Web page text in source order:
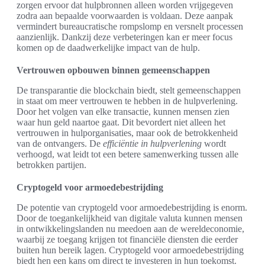
zorgen ervoor dat hulpbronnen alleen worden vrijgegeven
zodra aan bepaalde voorwaarden is voldaan. Deze aanpak
vermindert bureaucratische rompslomp en versnelt processen
aanzienlijk. Dankzij deze verbeteringen kan er meer focus
komen op de daadwerkelijke impact van de hulp.
Vertrouwen opbouwen binnen gemeenschappen
De transparantie die blockchain biedt, stelt gemeenschappen
in staat om meer vertrouwen te hebben in de hulpverlening.
Door het volgen van elke transactie, kunnen mensen zien
waar hun geld naartoe gaat. Dit bevordert niet alleen het
vertrouwen in hulporganisaties, maar ook de betrokkenheid
van de ontvangers. De efficiëntie in hulpverlening wordt
verhoogd, wat leidt tot een betere samenwerking tussen alle
betrokken partijen.
Cryptogeld voor armoedebestrijding
De potentie van cryptogeld voor armoedebestrijding is enorm.
Door de toegankelijkheid van digitale valuta kunnen mensen
in ontwikkelingslanden nu meedoen aan de wereldeconomie,
waarbij ze toegang krijgen tot financiële diensten die eerder
buiten hun bereik lagen. Cryptogeld voor armoedebestrijding
biedt hen een kans om direct te investeren in hun toekomst.